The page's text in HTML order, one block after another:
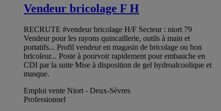
Vendeur bricolage F H
RECRUTE #vendeur bricolage H/F Secteur : niort 79
Vendeur pour les rayons quincaillerie, outils à main et
portatifs... Profil vendeur en magasin de bricolage ou bon
bricoleur... Poste à pourvoir rapidement pour embauche en
CDI par la suite Mise à disposition de gel hydroalcoolique et
masque.
Emploi vente Niort - Deux-Sèvres
Professionnel